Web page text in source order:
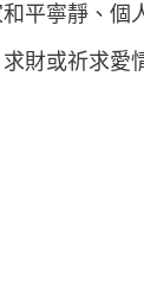
平寧靜、個
財或祈求愛